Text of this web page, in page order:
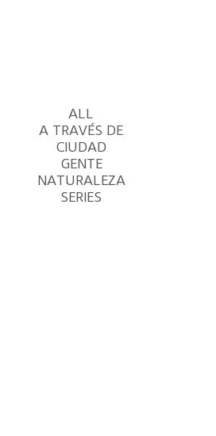
ALL
A TRAVÉS DE
CIUDAD
GENTE
NATURALEZA
SERIES